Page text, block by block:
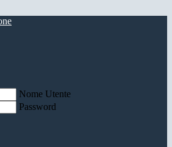
Nome Utente
Password